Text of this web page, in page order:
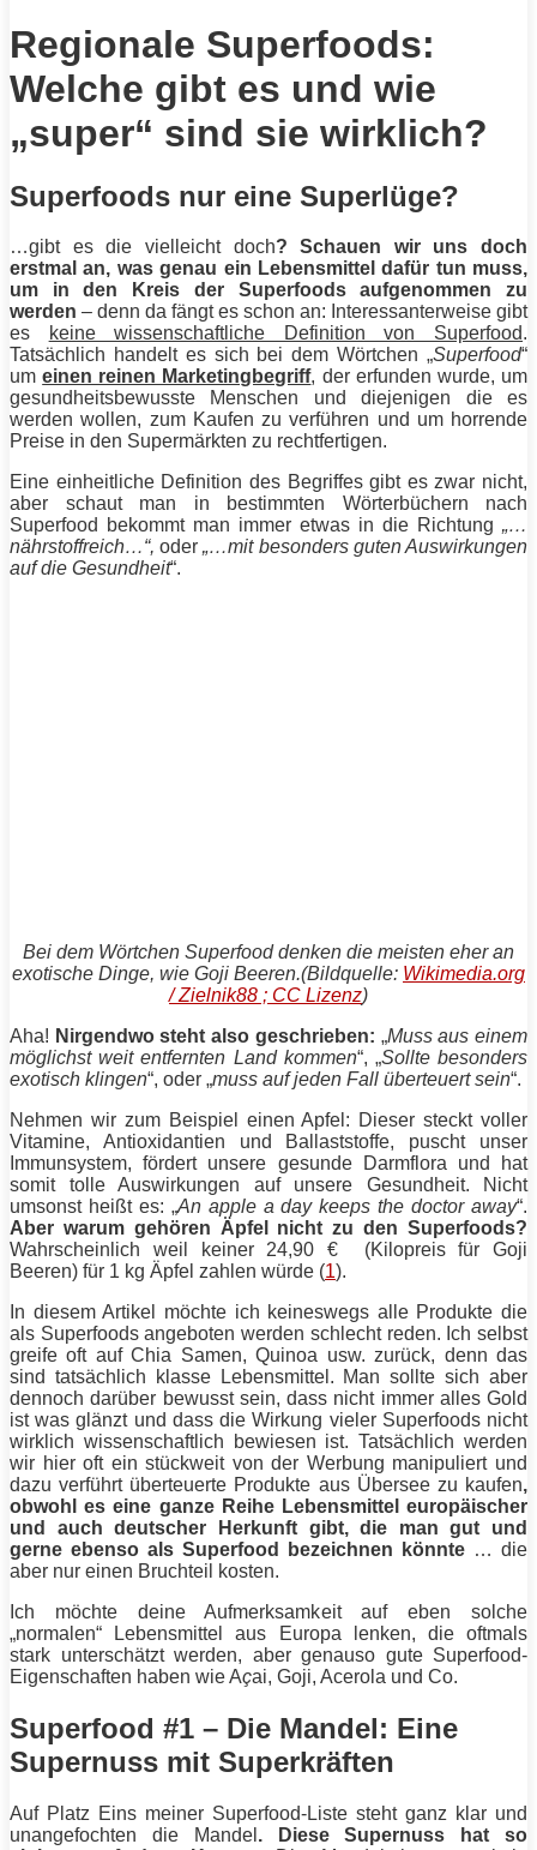
Regionale Superfoods:
Welche gibt es und wie
„super“ sind sie wirklich?
Superfoods nur eine Superlüge?
…gibt es die vielleicht doch? Schauen wir uns doch
erstmal an, was genau ein Lebensmittel dafür tun muss,
um in den Kreis der Superfoods aufgenommen zu
werden – denn da fängt es schon an: Interessanterweise gibt
es
keine wissenschaftliche Definition von Superfood.
Tatsächlich handelt es sich bei dem Wörtchen „Superfood“
umeinen reinen Marketingbegriff, der erfunden wurde, um
gesundheitsbewusste Menschen und diejenigen die es
werden wollen, zum Kaufen zu verführen und um horrende
Preise in den Supermärkten zu rechtfertigen.
Eine einheitliche Definition des Begriffes gibt es zwar nicht,
aber schaut man in bestimmten Wörterbüchern nach
Superfood bekommt man immer etwas in die Richtung „…
nährstoffreich…“, oder„…mit besonders guten Auswirkungen
auf die Gesundheit“.
Bei dem Wörtchen Superfood denken die meisten eher an
exotische Dinge, wie Goji Beeren.(Bildquelle: Wikimedia.org
/ Zielnik88 ; CC Lizenz)
Aha! Nirgendwo steht also geschrieben: „Muss aus einem
möglichst weit entfernten Land kommen“, „Sollte besonders
exotisch klingen“, oder „muss auf jeden Fall überteuert sein“.
Nehmen wir zum Beispiel einen Apfel: Dieser steckt voller
Vitamine, Antioxidantien und Ballaststoffe, puscht unser
Immunsystem, fördert unsere gesunde Darmflora und hat
somit tolle Auswirkungen auf unsere Gesundheit. Nicht
umsonst heißt es: „An apple a day keeps the doctor away“.
Aber warum gehören Äpfel nicht zu den Superfoods?
Wahrscheinlich weil keiner 24,90 € (Kilopreis für Goji
Beeren) für 1 kg Äpfel zahlen würde (1).
In diesem Artikel möchte ich keineswegs alle Produkte die
als Superfoods angeboten werden schlecht reden. Ich selbst
greife oft auf Chia Samen, Quinoa usw. zurück, denn das
sind tatsächlich klasse Lebensmittel. Man sollte sich aber
dennoch darüber bewusst sein, dass nicht immer alles Gold
ist was glänzt und dass die Wirkung vieler Superfoods nicht
wirklich wissenschaftlich bewiesen ist. Tatsächlich werden
wir hier oft ein stückweit von der Werbung manipuliert und
dazu verführt überteuerte Produkte aus Übersee zu kaufen,
obwohl es eine ganze Reihe Lebensmittel europäischer
und auch deutscher Herkunft gibt, die man gut und
gerne ebenso als Superfood bezeichnen könnte … die
aber nur einen Bruchteil kosten.
Ich möchte deine Aufmerksamkeit auf eben solche
„normalen“ Lebensmittel aus Europa lenken, die oftmals
stark unterschätzt werden, aber genauso gute Superfood-
Eigenschaften haben wie Açai, Goji, Acerola und Co.
Superfood #1 – Die Mandel: Eine
Supernuss mit Superkräften
Auf Platz Eins meiner Superfood-Liste steht ganz klar und
unangefochten die Mandel . Diese Supernuss hat so